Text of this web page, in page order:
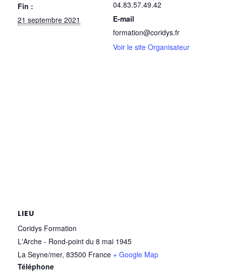
Fin :
21 septembre 2021
04.83.57.49.42
E-mail
formation@coridys.fr
Voir le site Organisateur
LIEU
Coridys Formation
L'Arche - Rond-point du 8 mai 1945
La Seyne/mer, 83500 France + Google Map
Téléphone